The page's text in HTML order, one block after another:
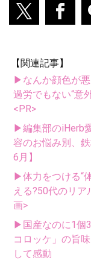
【関連記事】
▶なんか顔色が悪
過労でもない“意
<PR>
▶編集部のiHerb
容のお悩み別、
6月】
▶体力をつける“
える?50代のリ
画>
▶国産なのに1個
コロッケ」の旨
して感動